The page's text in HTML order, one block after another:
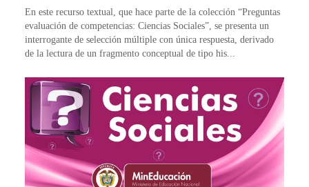
En este recurso textual, que hace parte de la colección “Preguntas
evaluación de competencias: Ciencias Sociales”, se presenta un
interrogante de selección múltiple con única respuesta, derivado
de la lectura de un fragmento conceptual de tipo his...